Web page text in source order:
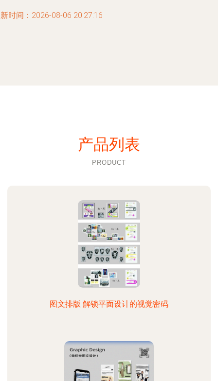
时间：2026-08-06 20:27:16
产品列表
PRODUCT
图文排版 解锁平面设计的视觉密码